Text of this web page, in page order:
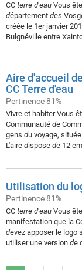
CC terre d'eau Vous
département des
créée le 1er janvier
Bulgnéville entre
Aire d'accueil
CC Terre d'eau
Pertinence 81%
Vivre et habiter Vous
Communauté de
gens du voyage,
L'aire dispose de 12
Utilisation du
Pertinence 81%
CC terre d'eau Vous
manifestation que la
devez apposer le logo
utiliser une version de